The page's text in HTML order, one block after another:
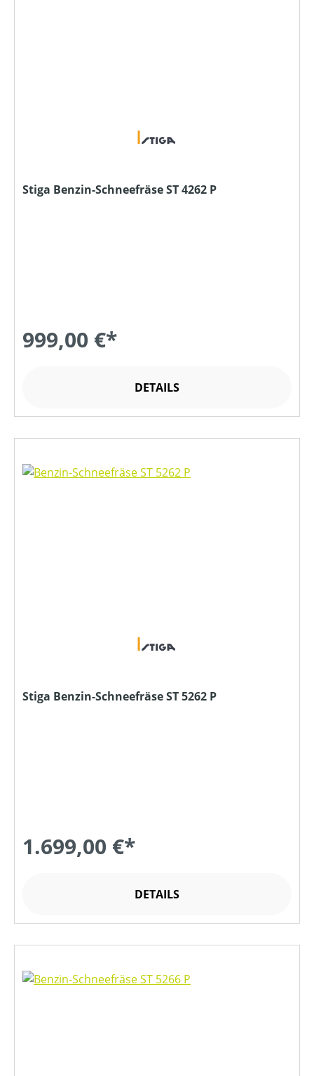
Stiga Benzin-Schneefräse ST 4262 P
999,00 €*
DETAILS
Stiga Benzin-Schneefräse ST 5262 P
1.699,00 €*
DETAILS